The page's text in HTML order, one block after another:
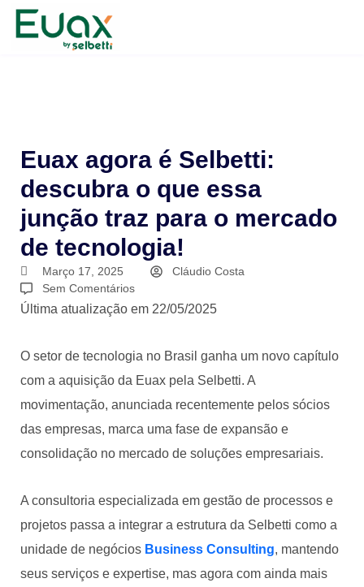
Euax agora é Selbetti:
descubra o que essa
junção traz para o mercado
de tecnologia!
Março 17, 2025
Cláudio Costa
Sem Comentários
Última atualização em 22/05/2025
O setor de tecnologia no Brasil ganha um novo capítulo
com a aquisição da Euax pela Selbetti. A
movimentação, anunciada recentemente pelos sócios
das empresas, marca uma fase de expansão e
consolidação no mercado de soluções empresariais.
A consultoria especializada em gestão de processos e
projetos passa a integrar a estrutura da Selbetti como a
unidade de negócios Business Consulting, mantendo
seus serviços e expertise, mas agora com ainda mais